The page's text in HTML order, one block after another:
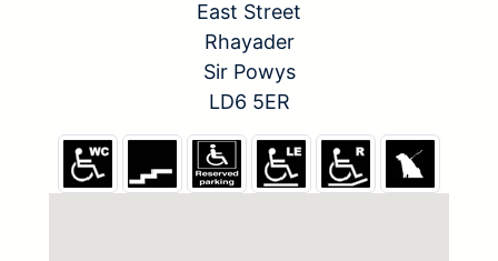
East Street
Rhayader
Sir Powys
LD6 5ER